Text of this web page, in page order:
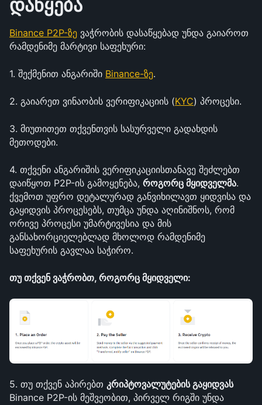
დაწყება
Binance P2P-ზე ვაჭრობის დასაწყებად უნდა გაიაროთ
რამდენიმე მარტივი საფეხური:
1. შექმენით ანგარიში Binance-ზე.
2. გაიარეთ ვინაობის ვერიფიკაციის (KYC) პროცესი.
3. მიუთითეთ თქვენთვის სასურველი გადახდის
მეთოდები.
4. თქვენი ანგარიშის ვერიფიკაციისთანავე შეძლებთ
დაიწყოთ P2P-ის გამოყენება, როგორც მყიდველმა.
ქვემოთ უფრო დეტალურად განვიხილავთ ყიდვისა და
გაყიდვის პროცესებს, თუმცა უნდა აღინიშნოს, რომ
ორივე პროცესი უმარტივესია და მის
განსახორციელებლად მხოლოდ რამდენიმე
საფეხურის გავლაა საჭირო.
თუ თქვენ ვაჭრობთ, როგორც მყიდველი:
5. თუ თქვენ აპირებთ კრიპტოვალუტების გაყიდვას
Binance P2P-ის მეშვეობით, პირველ რიგში უნდა